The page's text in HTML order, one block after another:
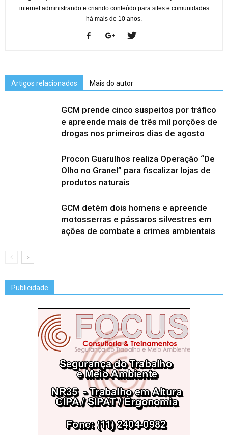
internet administrando e criando conteúdo para sites e comunidades
há mais de 10 anos.
Artigos relacionados Mais do autor
GCM prende cinco suspeitos por tráfico
e apreende mais de três mil porções de
drogas nos primeiros dias de agosto
Procon Guarulhos realiza Operação “De
Olho no Granel” para fiscalizar lojas de
produtos naturais
GCM detém dois homens e apreende
motosserras e pássaros silvestres em
ações de combate a crimes ambientais
Publicidade